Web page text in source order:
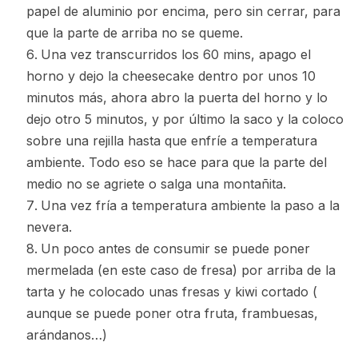
papel de aluminio por encima, pero sin cerrar, para
que la parte de arriba no se queme.
Una vez transcurridos los 60 mins, apago el
horno y dejo la cheesecake dentro por unos 10
minutos más, ahora abro la puerta del horno y lo
dejo otro 5 minutos, y por último la saco y la coloco
sobre una rejilla hasta que enfríe a temperatura
ambiente. Todo eso se hace para que la parte del
medio no se agriete o salga una montañita.
Una vez fría a temperatura ambiente la paso a la
nevera.
Un poco antes de consumir se puede poner
mermelada (en este caso de fresa) por arriba de la
tarta y he colocado unas fresas y kiwi cortado (
aunque se puede poner otra fruta, frambuesas,
arándanos…)